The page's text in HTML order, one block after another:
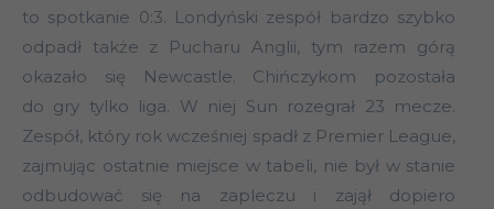
to spotkanie 0:3. Londyński zespół bardzo szybko
odpadł także z Pucharu Anglii, tym razem górą
okazało się Newcastle. Chińczykom pozostała
do gry tylko liga. W niej Sun rozegrał 23 mecze.
Zespół, który rok wcześniej spadł z Premier League,
zajmując ostatnie miejsce w tabeli, nie był w stanie
odbudować się na zapleczu i zajął dopiero